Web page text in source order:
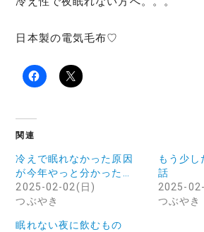
日本製の電気毛布♡
関連
冷えで眠れなかった原因
が今年やっと分かった…
2025-02-02(日)
つぶやき
もう少し
話
2025-
つぶやき
眠れない夜に飲むもの